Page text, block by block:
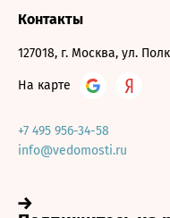
Контакты
127018, г. Москва, ул.
На карте
+7 495 956-34-58
info@vedomosti.ru